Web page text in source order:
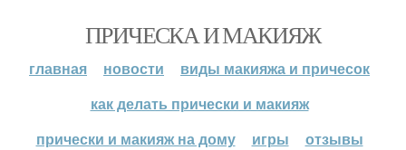
ПРИЧЕСКА И МАКИЯЖ
главная новости
виды макияжа и причесок
как делать прически и макияж
прически и макияж на дому
игры отзывы